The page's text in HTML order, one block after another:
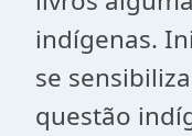
indígenas.
se
questão